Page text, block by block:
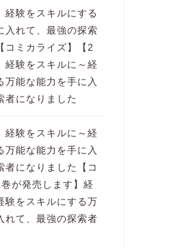
経験をスキルにする
入れて、最強の探索
コミカライズ】【2
経験をスキルに～経
万能な能力を手に入
者になりました
経験をスキルに～経
万能な能力を手に入
者になりました【コ
が発売します】経
験をスキルにする万
れて、最強の探索者